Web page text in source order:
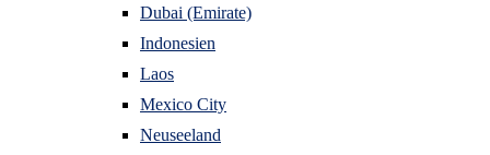
Dubai (Emirate)
Indonesien
Laos
Mexico City
Neuseeland